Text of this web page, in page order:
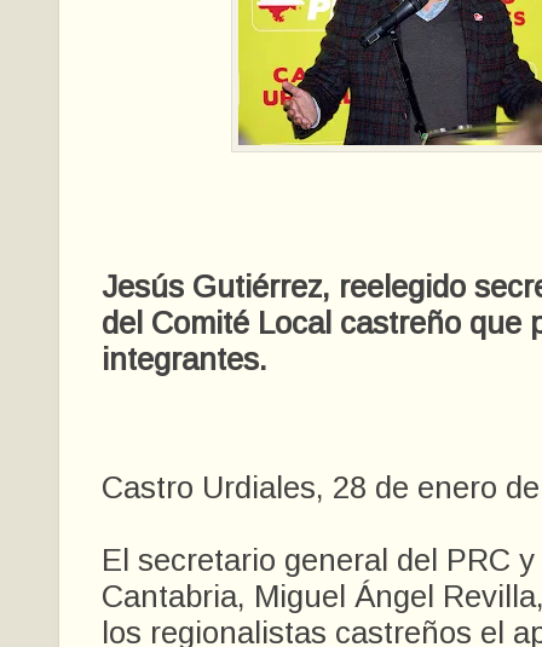
Jesús Gutiérrez, reelegido
del Comité Local castreño que
integrantes.
Castro Urdiales, 28 de enero
El secretario general del PRC
Cantabria, Miguel Ángel
los regionalistas castreños el